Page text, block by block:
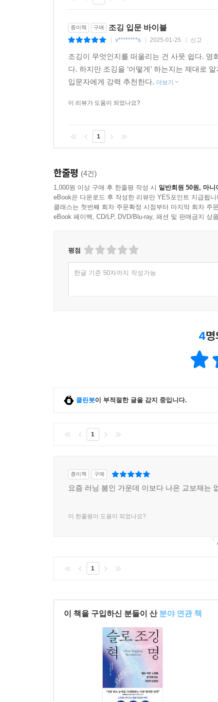
종이책 구매 조깅 입문 바이블
v********s 2025-01-25 신고
조깅이 무엇인지를 떠올리는 건 사뭇 쉽다. 영
다. 하지만 조깅을 ‘어떻게’ 하는지는 제대로
입문자에게 강력 추천한다. 더보기
이 리뷰가 도움이 되었나요?
1
한줄평 (4건)
1,000원 이상 구매 후 한줄평 작성 시 일반회원 50원, 마니
eBook은 다운로드 후 작성한 리뷰만 YES포인트 지급됩니
클래스는 첫번째 회차 주문확정 시점부터 마지막 회차 주
eBook 페이백, CD/LP, DVD/Blu-ray, 패션 및 판매금지 상
평점
한글 기준 50자까지 작성가능
4
클린봇이 부적절한 글을 감지 중입니다.
1
종이책 구매
요즘 러닝 붐인 가운데 이보다 나은 교보재는
이 한줄평이 도움이 되었나요?
1
이 책을 구입하신 분들이 산 분야 연관 책